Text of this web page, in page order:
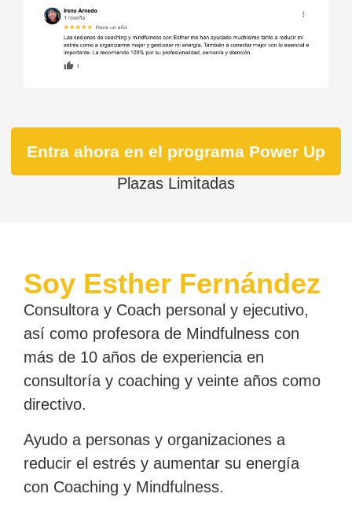
Entra ahora en el programa Power Up
Plazas Limitadas
Soy Esther Fernández
Consultora y Coach personal y ejecutivo,
así como profesora de Mindfulness con
más de 10 años de experiencia en
consultoría y coaching y veinte años como
directivo.
Ayudo a personas y organizaciones a
reducir el estrés y aumentar su energía
con Coaching y Mindfulness.